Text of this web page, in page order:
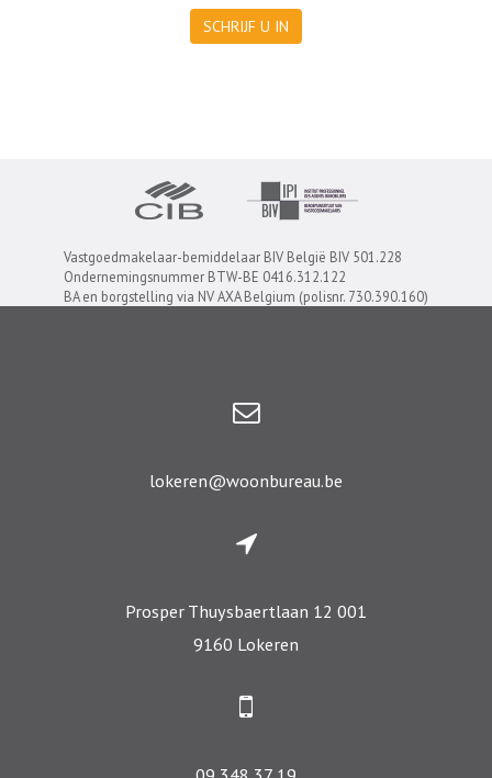
SCHRIJF U IN
Vastgoedmakelaar-bemiddelaar BIV België BIV 501.228
Ondernemingsnummer BTW-BE 0416.312.122
BA en borgstelling via NV AXA Belgium (polisnr. 730.390.160)
lokeren@woonbureau.be
Prosper Thuysbaertlaan 12 001
9160 Lokeren